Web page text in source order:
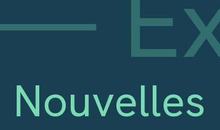
Nouvelles